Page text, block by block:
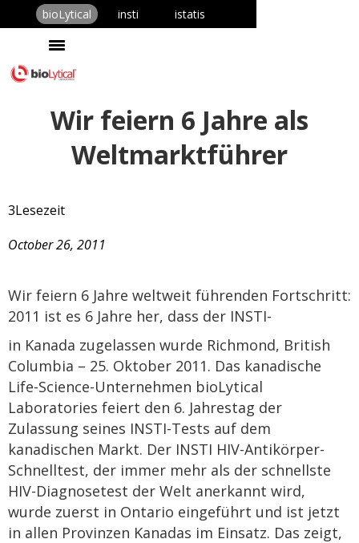
bioLytical insti istatis
Wir feiern 6 Jahre als
Weltmarktführer
3Lesezeit
October 26, 2011
Wir feiern 6 Jahre weltweit führenden Fortschritt:
2011 ist es 6 Jahre her, dass der INSTI-
in Kanada zugelassen wurde Richmond, British
Columbia – 25. Oktober 2011. Das kanadische
Life-Science-Unternehmen bioLytical
Laboratories feiert den 6. Jahrestag der
Zulassung seines INSTI-Tests auf dem
kanadischen Markt. Der INSTI HIV-Antikörper-
Schnelltest, der immer mehr als der schnellste
HIV-Diagnosetest der Welt anerkannt wird,
wurde zuerst in Ontario eingeführt und ist jetzt
in allen Provinzen Kanadas im Einsatz. Das zeigt,